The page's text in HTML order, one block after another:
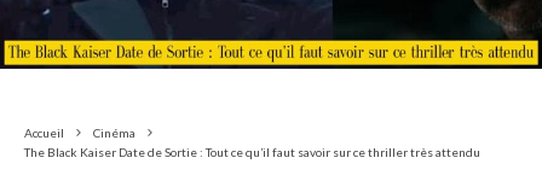
Accueil
Cinéma
The Black Kaiser Date de Sortie : Tout ce qu’il faut savoir sur ce thriller très attendu